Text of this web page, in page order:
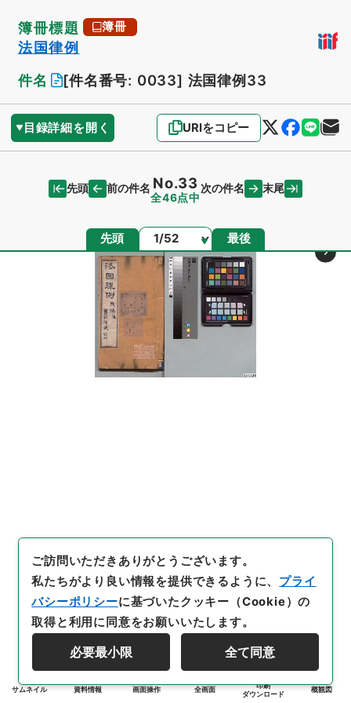
簿冊標題 簿冊
法国律例
件名
[件名番号: 0033] 法国律例33
目録詳細を開く URIをコピー
先頭 前の件名 No.33
全46点中
次の件名 末尾
先頭 ページ 最後
サムネイル 資料情報 画面操作 全画面
印刷
ダウンロード
概観図
ご訪問いただきありがとうございます。
私たちがより良い情報を提供できるように、 プライ
バシーポリシーに基づいたクッキー（Cookie）の
取得と利用に同意をお願いいたします。
必要最小限 全て同意